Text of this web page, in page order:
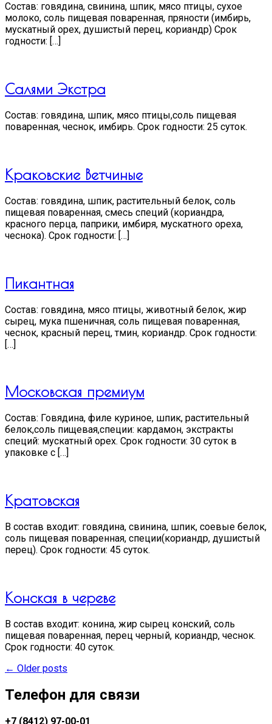
Состав: говядина, свинина, шпик, мясо птицы, сухое
молоко, соль пищевая поваренная, пряности (имбирь,
мускатный орех, душистый перец, кориандр) Срок
годности: […]
Салями Экстра
Состав: говядина, шпик, мясо птицы,соль пищевая
поваренная, чеснок, имбирь. Срок годности: 25 суток.
Краковские Ветчиные
Состав: говядина, шпик, растительный белок, соль
пищевая поваренная, смесь специй (кориандра,
красного перца, паприки, имбиря, мускатного ореха,
чеснока). Срок годности: […]
Пикантная
Состав: говядина, мясо птицы, животный белок, жир
сырец, мука пшеничная, соль пищевая поваренная,
чеснок, красный перец, тмин, кориандр. Срок годности:
[…]
Московская премиум
Cостав: Говядина, филе куриное, шпик, растительный
белок,соль пищевая,специи: кардамон, экстракты
специй: мускатный орех. Срок годности: 30 суток в
упаковке с […]
Кратовская
В состав входит: говядина, свинина, шпик, соевые белок,
соль пищевая поваренная, специи(кориандр, душистый
перец). Срок годности: 45 суток.
Конская в череве
В состав входит: конина, жир сырец конский, соль
пищевая поваренная, перец черный, кориандр, чеснок.
Срок годности: 40 суток.
Posts
navigation
← Older posts
Телефон для связи
+7 (8412) 97-00-01